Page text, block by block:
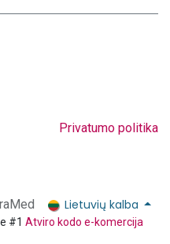
Privatumo politika
Lietuvių kalba
#1 Atviro kodo e-komercija